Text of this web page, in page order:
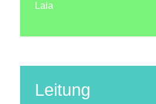
Laia
Leitung